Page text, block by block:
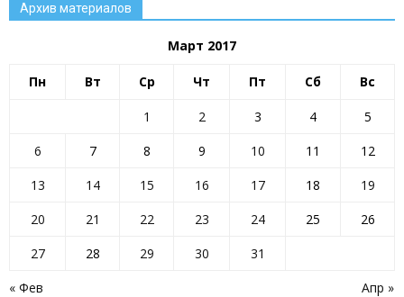
Архив материалов
Март 2017
Пн Вт Ср Чт Пт Сб Вс
« Фев Апр »
1 2 3 4
5
6
7 8 9 10 11
12
13
14 15 16 17 18
19
20
21 22 23 24 25
26
27
28 29 30 31